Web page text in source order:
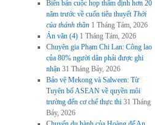
Biên bản cuộc họp thẩm định hơn 20
năm trước về cuốn tiểu thuyếtThời
của thánh thần 1 Tháng Tám, 2026
Án văn (4) 1 Tháng Tám, 2026
Chuyên gia Phạm Chi Lan: Công lao
của 80% người dân phải được ghi
nhận 31 Tháng Bảy, 2026
Bảo vệ Mekong và Salween: Từ
Tuyên bố ASEAN về quyền môi
trường đến cơ chế thực thi 31 Tháng
Bảy, 2026